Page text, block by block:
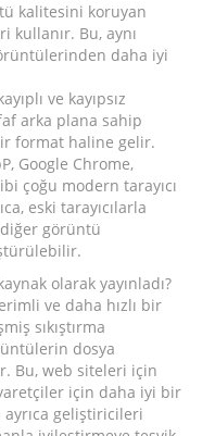
kalitesini koruyan
kullanır. Bu, aynı
daha iyi
ve kayıpsız
arka plana sahip
format haline gelir.
Google Chrome,
çoğu modern tarayıcı
eski tarayıcılarla
görüntü
olarak yayınladı?
ve daha hızlı bir
sıkıştırma
dosya
Bu, web siteleri için
için daha iyi bir
ayrıca geliştiricileri